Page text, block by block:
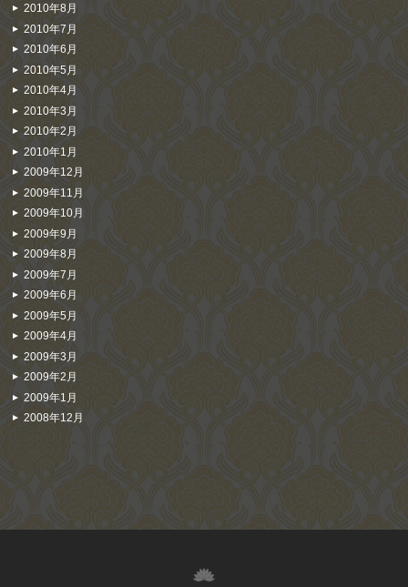
2010年8月
2010年7月
2010年6月
2010年5月
2010年4月
2010年3月
2010年2月
2010年1月
2009年12月
2009年11月
2009年10月
2009年9月
2009年8月
2009年7月
2009年6月
2009年5月
2009年4月
2009年3月
2009年2月
2009年1月
2008年12月